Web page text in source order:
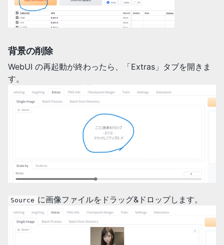
背景の削除
WebUI の再起動が終わったら、「Extras」タブを開きま
す。
Source に画像ファイルをドラッグ&ドロップします。